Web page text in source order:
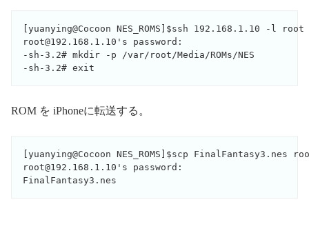
[yuanying@Cocoon NES_ROMS]$ssh 192.168.1.10 -l root
root@192.168.1.10's password:
-sh-3.2# mkdir -p /var/root/Media/ROMs/NES
-sh-3.2# exit
ROM を iPhoneに転送する。
[yuanying@Cocoon NES_ROMS]$scp FinalFantasy3.nes
root@192.168.1.10's password:
FinalFantasy3.nes